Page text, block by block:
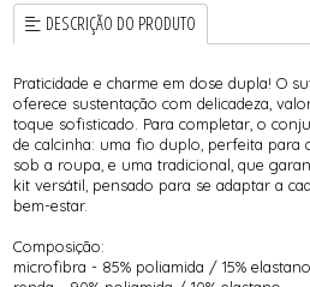
DESCRIÇÃO DO PRODUTO
Praticidade e charme em dose dupla! O
oferece sustentação com delicadeza,
toque sofisticado. Para completar, o
de calcinha: uma fio duplo, perfeita para
sob a roupa, e uma tradicional, que
kit versátil, pensado para se adaptar a
bem-estar.
Composição:
microfibra - 85% poliamida / 15% elastano